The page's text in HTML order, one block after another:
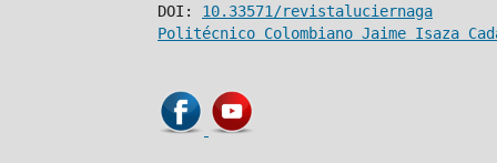
DOI: 10.33571/revistaluciernaga
Politécnico Colombiano Jaime Isaza